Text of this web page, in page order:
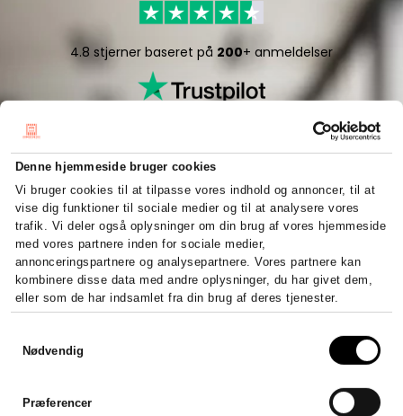
Denne hjemmeside bruger cookies
Vi bruger cookies til at tilpasse vores indhold og annoncer, til at
vise dig funktioner til sociale medier og til at analysere vores
trafik. Vi deler også oplysninger om din brug af vores hjemmeside
med vores partnere inden for sociale medier,
annonceringspartnere og analysepartnere. Vores partnere kan
kombinere disse data med andre oplysninger, du har givet dem,
eller som de har indsamlet fra din brug af deres tjenester.
Nødvendig
Præferencer
4.8 stjerner baseret på 200+ anmeldelser
5/5 stjerner baseret på 50 + anmeldelser